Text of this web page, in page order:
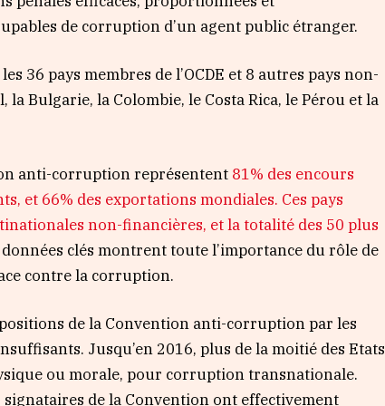
de corruption d’un agent public étranger.
36 pays membres de l’OCDE et 8 autres pays non-
la Bulgarie, la Colombie, le Costa Rica, le Pérou et la
anti-corruption représentent 81% des encours
et 66% des exportations mondiales. Ces pays
non-financières, et la totalité des 50 plus
données clés montrent toute l’importance du rôle de
contre la corruption.
de la Convention anti-corruption par les
Jusqu’en 2016, plus de la moitié des Etats
ou morale, pour corruption transnationale.
de la Convention ont effectivement